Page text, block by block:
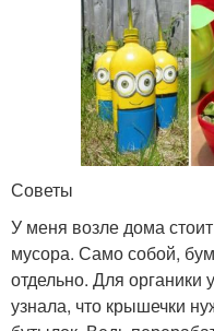
Советы
У меня возле дома
мусора. Само собой,
отдельно. Для органики
узнала, что крышечки